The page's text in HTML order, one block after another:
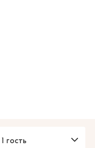
1 гость